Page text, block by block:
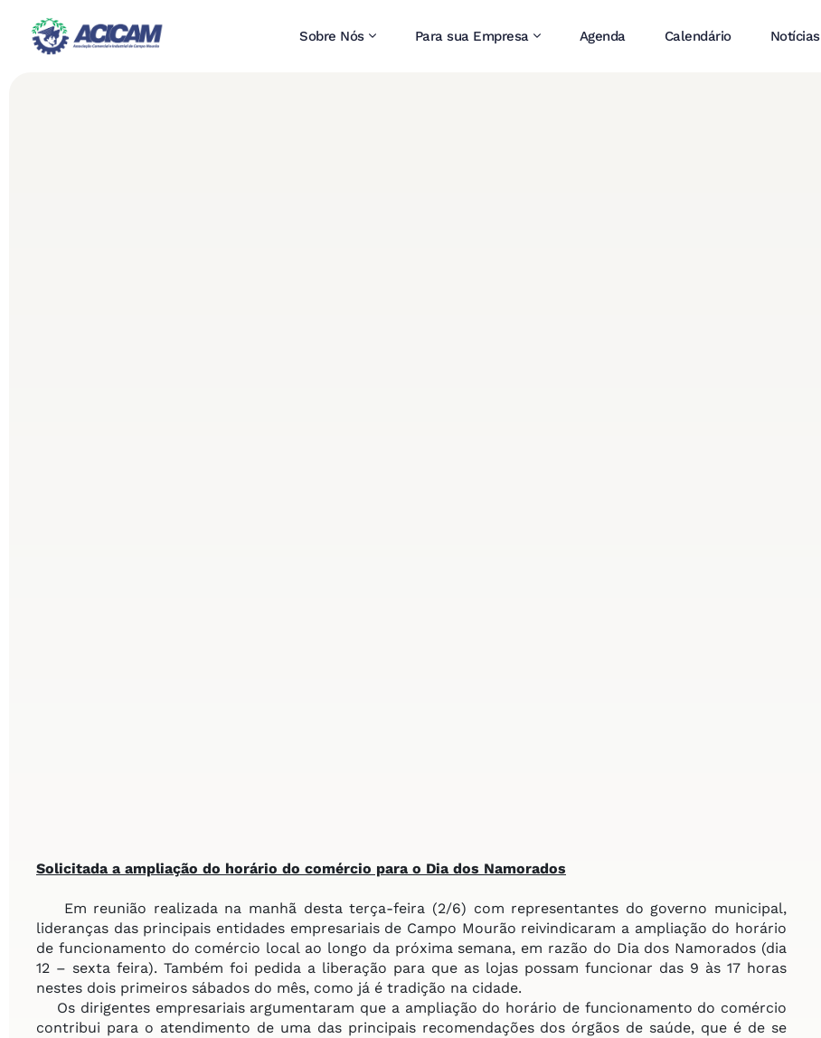
Sobre Nós Para sua Empresa Agenda Calendário Notícias
Solicitada a ampliação do horário do comércio para o Dia dos Namorados
Em reunião realizada na manhã desta terça-feira (2/6) com representantes do governo municipal,
lideranças das principais entidades empresariais de Campo Mourão reivindicaram a ampliação do horário
de funcionamento do comércio local ao longo da próxima semana, em razão do Dia dos Namorados (dia
12 – sexta feira). Também foi pedida a liberação para que as lojas possam funcionar das 9 às 17 horas
nestes dois primeiros sábados do mês, como já é tradição na cidade.
Os dirigentes empresariais argumentaram que a ampliação do horário de funcionamento do comércio
contribui para o atendimento de uma das principais recomendações dos órgãos de saúde, que é de se